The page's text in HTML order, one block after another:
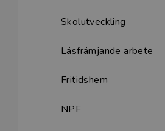
Skolutveckling
Läsfrämjande arbete
Fritidshem
NPF